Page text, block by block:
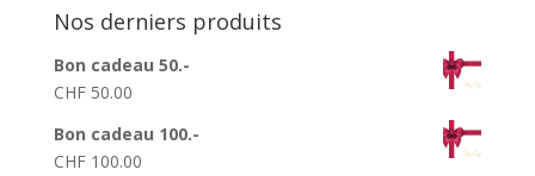
Nos derniers produits
Bon cadeau 50.-
CHF50.00
Bon cadeau 100.-
CHF100.00